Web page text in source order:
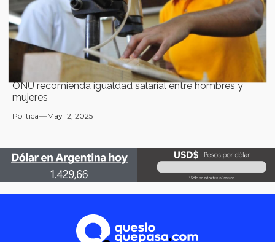
ONU recomienda igualdad salarial entre hombres y
mujeres
Política May 12, 2025